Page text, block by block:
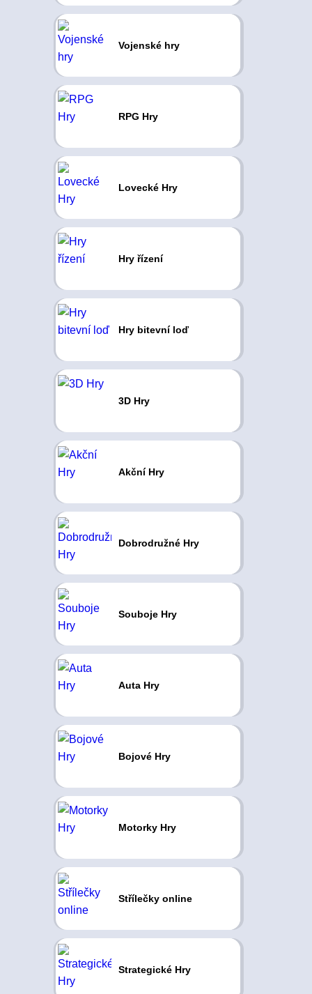
Vojenské hry
RPG Hry
Lovecké Hry
Hry řízení
Hry bitevní loď
3D Hry
Akční Hry
Dobrodružné Hry
Souboje Hry
Auta Hry
Bojové Hry
Motorky Hry
Střílečky online
Strategické Hry